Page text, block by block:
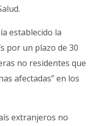
establecido la
por un plazo de 30
no residentes que
afectadas” en los
extranjeros no